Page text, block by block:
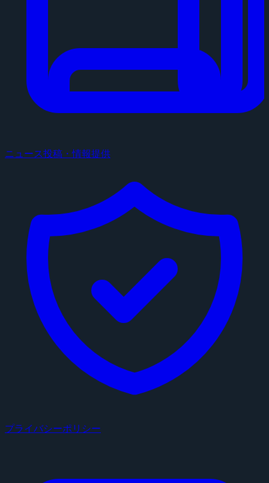
ニュース投稿・情報提供
プライバシーポリシー